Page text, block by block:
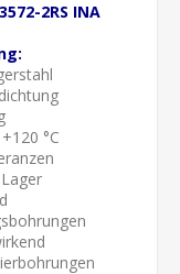
2RS INA
°C